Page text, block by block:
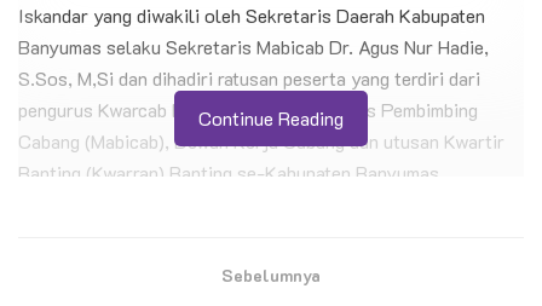
Iskandar yang diwakili oleh Sekretaris Daerah Kabupaten
Banyumas selaku Sekretaris Mabicab Dr. Agus Nur Hadie,
S.Sos, M,Si dan dihadiri ratusan peserta yang terdiri dari
pengurus Kwarcab Banyumas, unsur Majelis Pembimbing
Cabang (Mabicab), Dewan Kerja Cabang dan utusan Kwartir
Ranting (Kwarran) Ranting se-Kabupaten Banyumas.
Continue Reading
Sebelumnya